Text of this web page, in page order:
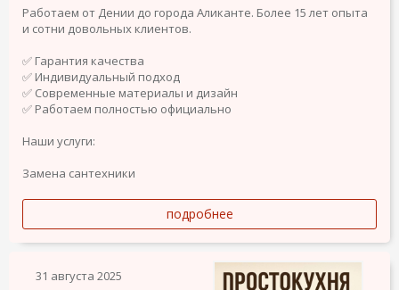
Работаем от Дении до города Аликанте. Более 15 лет опыта
и сотни довольных клиентов.
✅ Гарантия качества
✅ Индивидуальный подход
✅ Современные материалы и дизайн
✅ Работаем полностью официально
Наши услуги:
Замена сантехники
подробнее
31 августа 2025